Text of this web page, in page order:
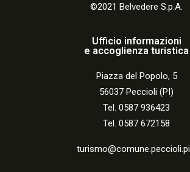
©2021 Belvedere S.p.A.
Ufficio informazioni
e accoglienza turistica
Piazza del Popolo, 5
56037 Peccioli (PI)
Tel. 0587 936423
Tel. 0587 672158